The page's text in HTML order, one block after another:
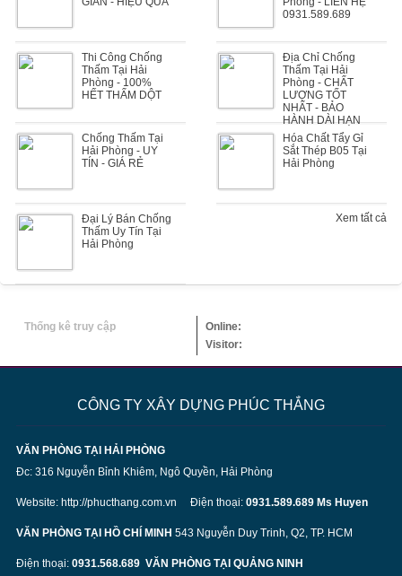
0931.589.689
Thi Công Chống
Thấm Tại Hải
Phòng - 100%
HẾT THẤM DỘT
Địa Chỉ Chống
Thấm Tại Hải
Phòng - CHẤT
LƯỢNG TỐT
NHẤT - BẢO
HÀNH DÀI HẠN
Chống Thấm Tại
Hải Phòng - UY
TÍN - GIÁ RẺ
Hóa Chất Tẩy Gỉ
Sắt Thép B05 Tại
Hải Phòng
Đại Lý Bán Chống
Thấm Uy Tín Tại
Hải Phòng
Xem tất cả
Thống kê truy cập
Online:
Visitor:
CÔNG TY XÂY DỰNG PHÚC THẮNG
VĂN PHÒNG TẠI HẢI PHÒNG
Đc: 316 Nguyễn Bỉnh Khiêm, Ngô Quyền, Hải Phòng
Website: http://phucthang.com.vn Điện thoại: 0931.589.689 Ms Huyen
VĂN PHÒNG TẠI HỒ CHÍ MINH 543 Nguyễn Duy Trinh, Q2, TP. HCM
Điện thoại: 0931.568.689 VĂN PHÒNG TẠI QUẢNG NINH